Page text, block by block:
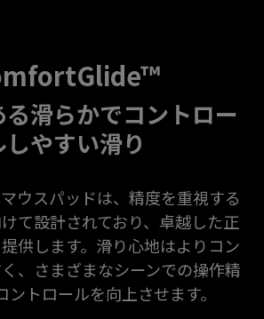
滑らかでコントロー
しやすい滑り
ウスパッドは、精度を重視する
て設計されており、卓越した正
供します。滑り心地はよりコン
、さまざまなシーンでの操作精
ントロールを向上させます。